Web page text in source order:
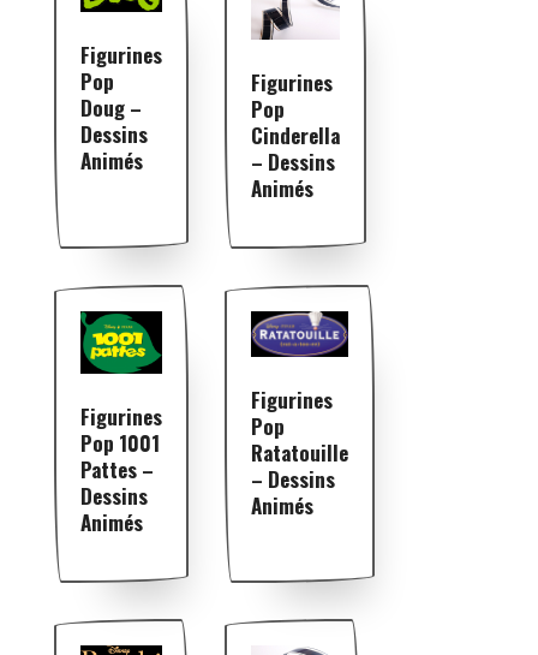
Figurines
Pop
Doug –
Dessins
Animés
Figurines
Pop
Cinderella
– Dessins
Animés
Figurines
Pop 1001
Pattes –
Dessins
Animés
Figurines
Pop
Ratatouille
– Dessins
Animés